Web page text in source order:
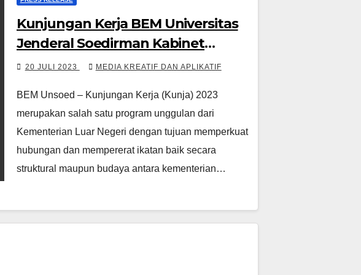
Kunjungan Kerja BEM Universitas
Jenderal Soedirman Kabinet
Simpul Asa X BEM KM IPB 2023
20 JULI 2023 MEDIA KREATIF DAN APLIKATIF
BEM Unsoed – Kunjungan Kerja (Kunja) 2023
merupakan salah satu program unggulan dari
Kementerian Luar Negeri dengan tujuan memperkuat
hubungan dan mempererat ikatan baik secara
struktural maupun budaya antara kementerian…